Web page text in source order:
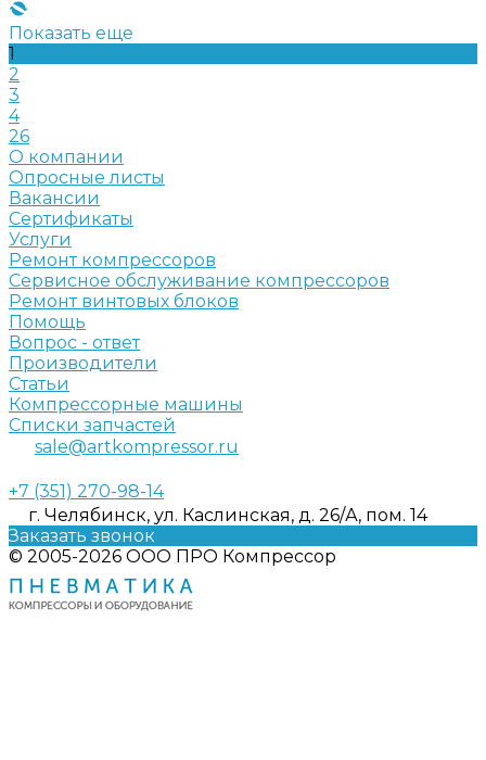
Показать еще
1
2
3
4
26
О компании
Опросные листы
Вакансии
Сертификаты
Услуги
Ремонт компрессоров
Сервисное обслуживание компрессоров
Ремонт винтовых блоков
Помощь
Вопрос - ответ
Производители
Статьи
Компрессорные машины
Списки запчастей
sale@artkompressor.ru
+7 (351) 270-98-14
г. Челябинск, ул. Каслинская, д. 26/А, пом. 14
Заказать звонок
© 2005-2026 ООО ПРО Компрессор